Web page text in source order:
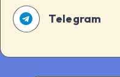
Telegram